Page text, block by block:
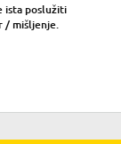
ista poslužiti
/ mišljenje.